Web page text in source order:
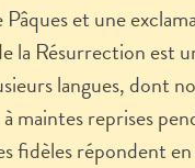
et une
Résurrection est
langues, dont
maintes reprises
fidèles répondent